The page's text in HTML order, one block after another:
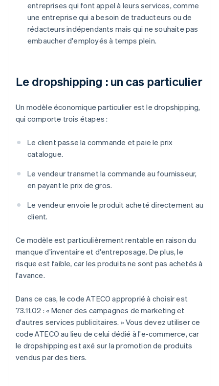
entreprises qui font appel à leurs services, comme
une entreprise qui a besoin de traducteurs ou de
rédacteurs indépendants mais qui ne souhaite pas
embaucher d'employés à temps plein.
Le dropshipping : un cas particulier
Un modèle économique particulier est le dropshipping,
qui comporte trois étapes :
Le client passe la commande et paie le prix
catalogue.
Le vendeur transmet la commande au fournisseur,
en payant le prix de gros.
Le vendeur envoie le produit acheté directement au
client.
Ce modèle est particulièrement rentable en raison du
manque d'inventaire et d'entreposage. De plus, le
risque est faible, car les produits ne sont pas achetés à
l'avance.
Dans ce cas, le code ATECO approprié à choisir est
73.11.02 : « Mener des campagnes de marketing et
d'autres services publicitaires. » Vous devez utiliser ce
code ATECO au lieu de celui dédié à l'e-commerce, car
le dropshipping est axé sur la promotion de produits
vendus par des tiers.